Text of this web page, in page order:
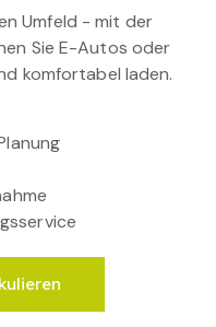
Umfeld - mit der
Sie E-Autos oder
komfortabel laden.